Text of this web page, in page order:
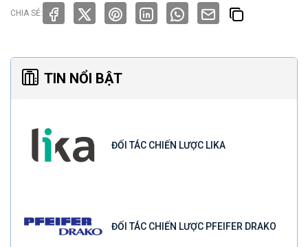
CHIA SẺ:
TIN NỔI BẬT
ĐỐI TÁC CHIẾN LƯỢC LIKA
ĐỐI TÁC CHIẾN LƯỢC PFEIFER DRAKO